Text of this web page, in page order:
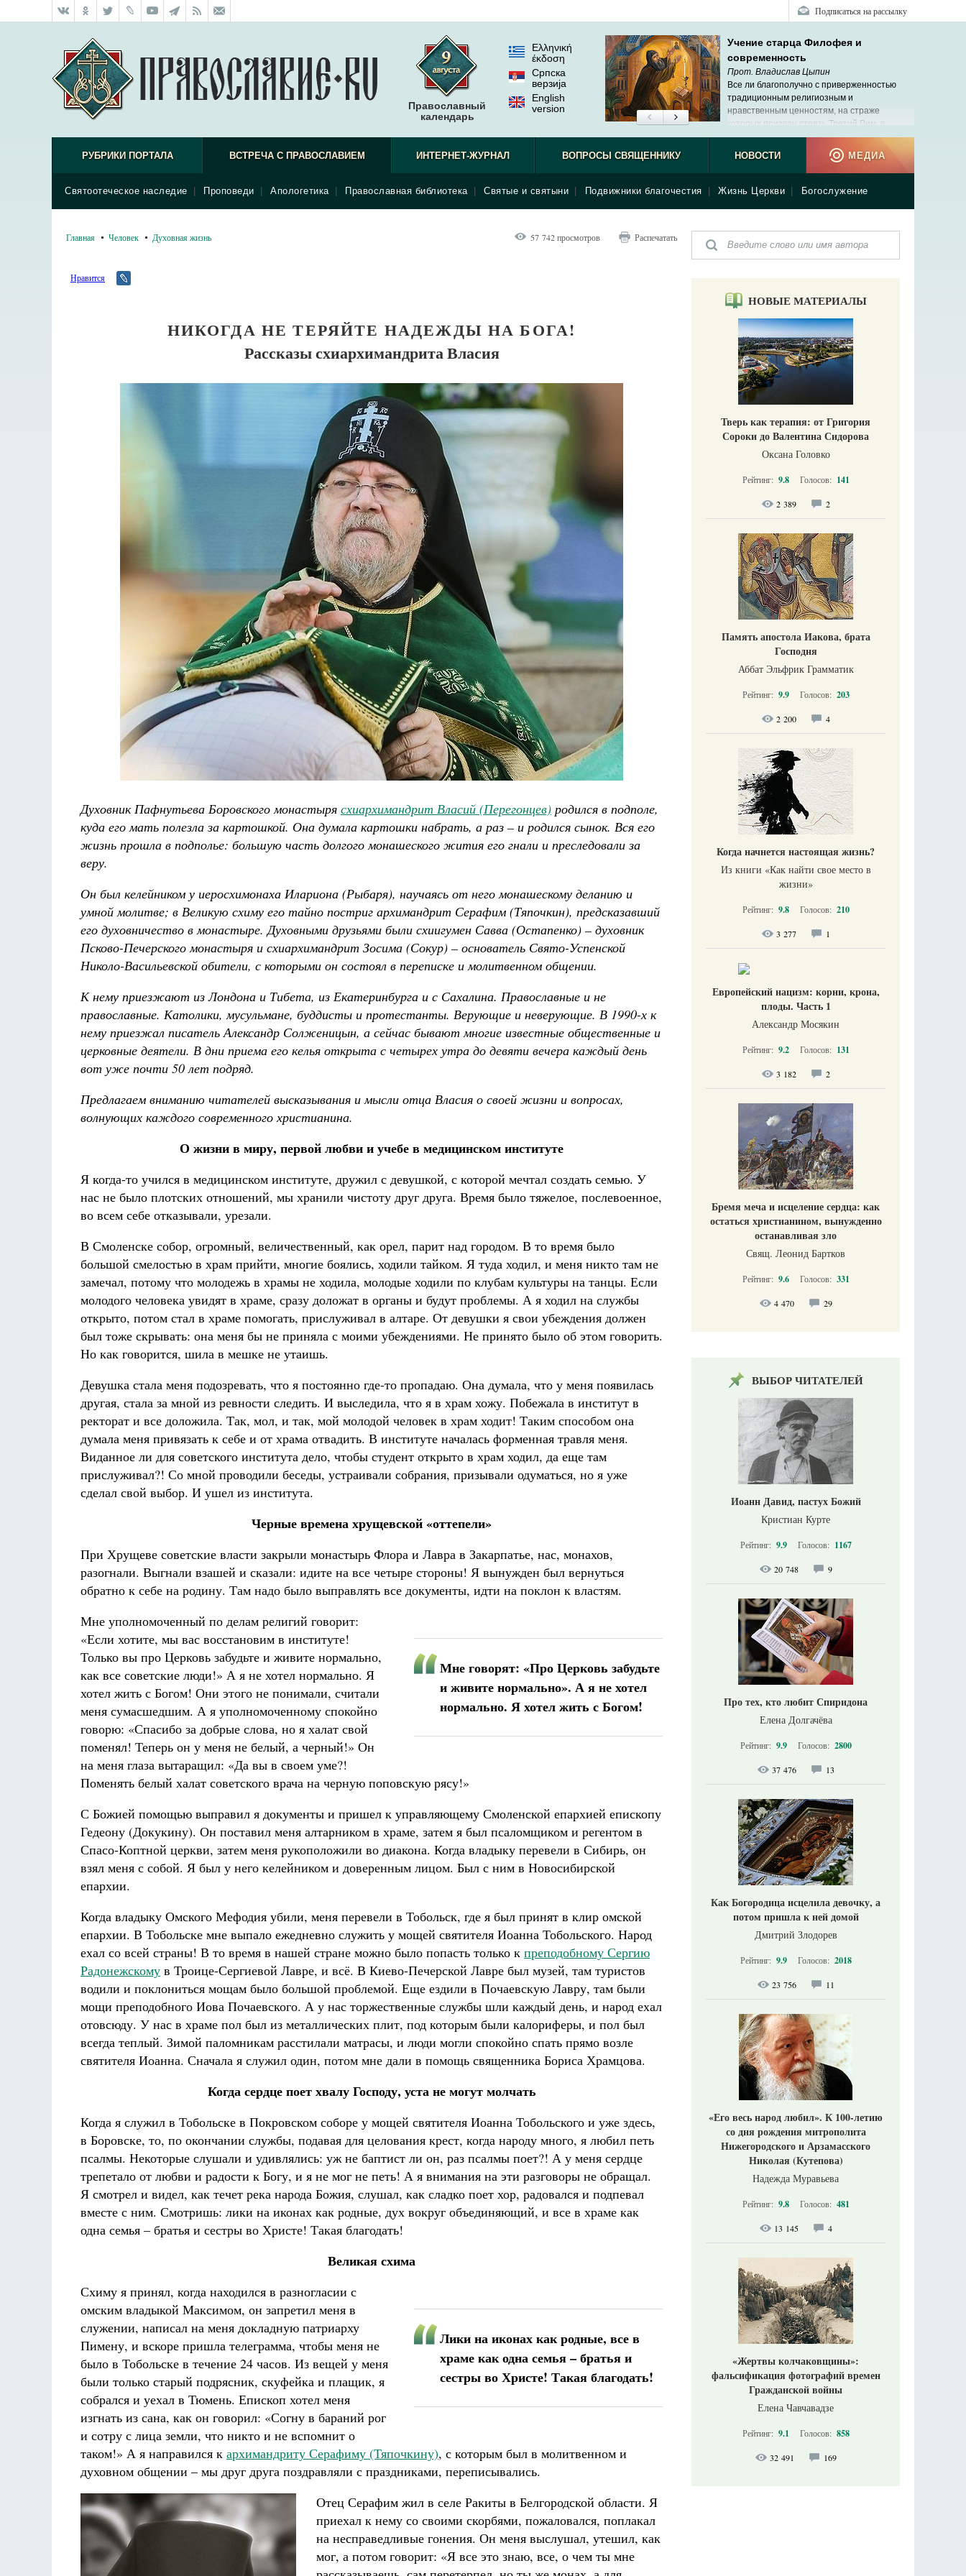
Подписаться на рассылку
Православный
календарь
Ελληνική
έκδοση
Српска
верзиjа
English
version
Учение старца Филофея и
современность
Прот. Владислав Цыпин
Все ли благополучно с приверженностью
традиционным религиозным и
нравственным ценностям, на страже
которых призван стоять Третий Рим, в
современной России?
РУБРИКИ ПОРТАЛА ВСТРЕЧА С ПРАВОСЛАВИЕМ
Святоотеческое наследие Проповеди Апологетика Православная библиотека Святые и святыни Подвижники благочестия Жизнь Церкви Богослужение
ИНТЕРНЕТ-ЖУРНАЛ ВОПРОСЫ СВЯЩЕННИКУ НОВОСТИ МЕДИА
Главная Человек Духовная жизнь 57 742 просмотров Распечатать
Нравится
НИКОГДА НЕ ТЕРЯЙТЕ НАДЕЖДЫ НА БОГА!
Рассказы схиархимандрита Власия
Духовник Пафнутьева Боровского монастыря схиархимандрит Власий (Перегонцев) родился в подполе,
куда его мать полезла за картошкой. Она думала картошки набрать, а раз – и родился сынок. Вся его
жизнь прошла в подполье: большую часть долгого монашеского жития его гнали и преследовали за
веру.
Он был келейником у иеросхимонаха Илариона (Рыбаря), научаясь от него монашескому деланию и
умной молитве; в Великую схиму его тайно постриг архимандрит Серафим (Тяпочкин), предсказавший
его духовничество в монастыре. Духовными друзьями были схиигумен Савва (Остапенко) – духовник
Псково-Печерского монастыря и схиархимандрит Зосима (Сокур) – основатель Свято-Успенской
Николо-Васильевской обители, с которыми он состоял в переписке и молитвенном общении.
К нему приезжают из Лондона и Тибета, из Екатеринбурга и с Сахалина. Православные и не
православные. Католики, мусульмане, буддисты и протестанты. Верующие и неверующие. В 1990-х к
нему приезжал писатель Александр Солженицын, а сейчас бывают многие известные общественные и
церковные деятели. В дни приема его келья открыта с четырех утра до девяти вечера каждый день
вот уже почти 50 лет подряд.
Предлагаем вниманию читателей высказывания и мысли отца Власия о своей жизни и вопросах,
волнующих каждого современного христианина.
О жизни в миру, первой любви и учебе в медицинском институте
Я когда-то учился в медицинском институте, дружил с девушкой, с которой мечтал создать семью. У
нас не было плотских отношений, мы хранили чистоту друг друга. Время было тяжелое, послевоенное,
во всем себе отказывали, урезали.
В Смоленске собор, огромный, величественный, как орел, парит над городом. В то время было
большой смелостью в храм прийти, многие боялись, ходили тайком. Я туда ходил, и меня никто там не
замечал, потому что молодежь в храмы не ходила, молодые ходили по клубам культуры на танцы. Если
молодого человека увидят в храме, сразу доложат в органы и будут проблемы. А я ходил на службы
открыто, потом стал в храме помогать, прислуживал в алтаре. От девушки я свои убеждения должен
был тоже скрывать: она меня бы не приняла с моими убеждениями. Не принято было об этом говорить.
Но как говорится, шила в мешке не утаишь.
Девушка стала меня подозревать, что я постоянно где-то пропадаю. Она думала, что у меня появилась
другая, стала за мной из ревности следить. И выследила, что я в храм хожу. Побежала в институт в
ректорат и все доложила. Так, мол, и так, мой молодой человек в храм ходит! Таким способом она
думала меня привязать к себе и от храма отвадить. В институте началась форменная травля меня.
Виданное ли для советского института дело, чтобы студент открыто в храм ходил, да еще там
прислуживал?! Со мной проводили беседы, устраивали собрания, призывали одуматься, но я уже
сделал свой выбор. И ушел из института.
Черные времена хрущевской «оттепели»
При Хрущеве советские власти закрыли монастырь Флора и Лавра в Закарпатье, нас, монахов,
разогнали. Выгнали взашей и сказали: идите на все четыре стороны! Я вынужден был вернуться
обратно к себе на родину. Там надо было выправлять все документы, идти на поклон к властям.
Мне говорят: «Про Церковь забудьте
и живите нормально». А я не хотел
нормально. Я хотел жить с Богом!
Мне уполномоченный по делам религий говорит:
«Если хотите, мы вас восстановим в институте!
Только вы про Церковь забудьте и живите нормально,
как все советские люди!» А я не хотел нормально. Я
хотел жить с Богом! Они этого не понимали, считали
меня сумасшедшим. А я уполномоченному спокойно
говорю: «Спасибо за добрые слова, но я халат свой
поменял! Теперь он у меня не белый, а черный!» Он
на меня глаза вытаращил: «Да вы в своем уме?!
Поменять белый халат советского врача на черную поповскую рясу!»
С Божией помощью выправил я документы и пришел к управляющему Смоленской епархией епископу
Гедеону (Докукину). Он поставил меня алтарником в храме, затем я был псаломщиком и регентом в
Спасо-Коптной церкви, затем меня рукоположили во диакона. Когда владыку перевели в Сибирь, он
взял меня с собой. Я был у него келейником и доверенным лицом. Был с ним в Новосибирской
епархии.
Когда владыку Омского Мефодия убили, меня перевели в Тобольск, где я был принят в клир омской
епархии. В Тобольске мне выпало ежедневно служить у мощей святителя Иоанна Тобольского. Народ
ехал со всей страны! В то время в нашей стране можно было попасть только к преподобному Сергию
Радонежскому в Троице-Сергиевой Лавре, и всё. В Киево-Печерской Лавре был музей, там туристов
водили и поклониться мощам было большой проблемой. Еще ездили в Почаевскую Лавру, там были
мощи преподобного Иова Почаевского. А у нас торжественные службы шли каждый день, и народ ехал
отовсюду. У нас в храме пол был из металлических плит, под которым были калориферы, и пол был
всегда теплый. Зимой паломникам расстилали матрасы, и люди могли спокойно спать прямо возле
святителя Иоанна. Сначала я служил один, потом мне дали в помощь священника Бориса Храмцова.
Когда сердце поет хвалу Господу, уста не могут молчать
Когда я служил в Тобольске в Покровском соборе у мощей святителя Иоанна Тобольского и уже здесь,
в Боровске, то, по окончании службы, подавая для целования крест, когда народу много, я любил петь
псалмы. Некоторые слушали и удивлялись: уж не баптист ли он, раз псалмы поет?! А у меня сердце
трепетало от любви и радости к Богу, и я не мог не петь! А я внимания на эти разговоры не обращал.
Я смотрел и видел, как течет река народа Божия, слушал, как сладко поет хор, радовался и подпевал
вместе с ним. Смотришь: лики на иконах как родные, дух вокруг объединяющий, и все в храме как
одна семья – братья и сестры во Христе! Такая благодать!
Великая схима
Лики на иконах как родные, все в
храме как одна семья – братья и
сестры во Христе! Такая благодать!
Схиму я принял, когда находился в разногласии с
омским владыкой Максимом, он запретил меня в
служении, написал на меня докладную патриарху
Пимену, и вскоре пришла телеграмма, чтобы меня не
было в Тобольске в течение 24 часов. Из вещей у меня
были только старый подрясник, скуфейка и плащик, я
собрался и уехал в Тюмень. Епископ хотел меня
изгнать из сана, как он говорил: «Согну в бараний рог
и сотру с лица земли, что никто и не вспомнит о
таком!» А я направился к архимандриту Серафиму (Тяпочкину), с которым был в молитвенном и
духовном общении – мы друг друга поздравляли с праздниками, переписывались.
Отец Серафим жил в селе Ракиты в Белгородской области. Я
приехал к нему со своими скорбями, пожаловался, поплакал
на несправедливые гонения. Он меня выслушал, утешил, как
мог, а потом говорит: «Я все это знаю, все, о чем ты мне
НОВЫЕ МАТЕРИАЛЫ
Тверь как терапия: от Григория
Сороки до Валентина Сидорова
Оксана Головко
Рейтинг: 9.8 Голосов: 141
2 389 2
Память апостола Иакова, брата
Господня
Аббат Эльфрик Грамматик
Рейтинг: 9.9 Голосов: 203
2 200 4
Когда начнется настоящая жизнь?
Из книги «Как найти свое место в
жизни​»
Рейтинг: 9.8 Голосов: 210
3 277 1
Европейский нацизм: корни, крона,
плоды. Часть 1
Александр Мосякин
Рейтинг: 9.2 Голосов: 131
3 182 2
Бремя меча и исцеление сердца: как
остаться христианином, вынужденно
останавливая зло
Свящ. Леонид Бартков
Рейтинг: 9.6 Голосов: 331
4 470 29
ВЫБОР ЧИТАТЕЛЕЙ
Иоанн Давид, пастух Божий
Кристиан Курте
Рейтинг: 9.9 Голосов: 1167
20 748 9
Про тех, кто любит Спиридона
Елена Долгачёва
Рейтинг: 9.9 Голосов: 2800
37 476 13
Как Богородица исцелила девочку, а
потом пришла к ней домой
Дмитрий Злодорев
Рейтинг: 9.9 Голосов: 2018
23 756 11
«Его весь народ любил». К 100-летию
со дня рождения митрополита
Нижегородского и Арзамасского
Николая (Кутепова)
Надежда Муравьева
Рейтинг: 9.8 Голосов: 481
13 145 4
«Жертвы колчаковщины»:
фальсификация фотографий времен
Гражданской войны
Елена Чавчавадзе
Рейтинг: 9.1 Голосов: 858
32 491 169